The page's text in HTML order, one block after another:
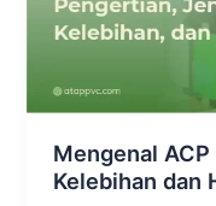
Mengenal
Kelebihan dan